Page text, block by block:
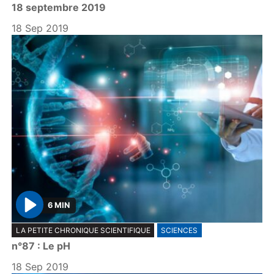
a
y
18 septembre 2019
18 Sep 2019
P
l
a
y
6 MIN
LA PETITE CHRONIQUE SCIENTIFIQUE SCIENCES
n°87 : Le pH
18 Sep 2019